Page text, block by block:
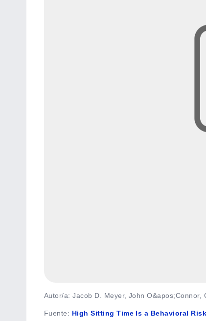
Autor/a: Jacob D. Meyer, John O&apos;Connor,
Fuente: High Sitting Time Is a Behavioral